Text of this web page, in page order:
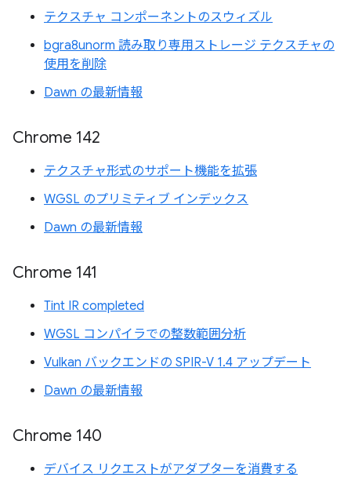
テクスチャ コンポーネントのスウィズル
bgra8unorm 読み取り専用ストレージ テクスチャの
使用を削除
Dawn の最新情報
Chrome 142
テクスチャ形式のサポート機能を拡張
WGSL のプリミティブ インデックス
Dawn の最新情報
Chrome 141
Tint IR completed
WGSL コンパイラでの整数範囲分析
Vulkan バックエンドの SPIR-V 1.4 アップデート
Dawn の最新情報
Chrome 140
デバイス リクエストがアダプターを消費する